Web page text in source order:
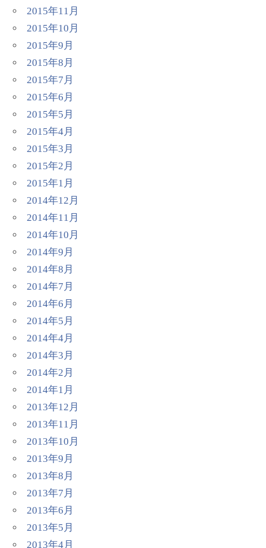
2015年11月
2015年10月
2015年9月
2015年8月
2015年7月
2015年6月
2015年5月
2015年4月
2015年3月
2015年2月
2015年1月
2014年12月
2014年11月
2014年10月
2014年9月
2014年8月
2014年7月
2014年6月
2014年5月
2014年4月
2014年3月
2014年2月
2014年1月
2013年12月
2013年11月
2013年10月
2013年9月
2013年8月
2013年7月
2013年6月
2013年5月
2013年4月